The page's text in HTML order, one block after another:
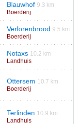
Blauwhof 9.3 km
Boerderij
Verlorenbrood 9.5 km
Boerderij
Notaxs 10.2 km
Landhuis
Ottersem 10.7 km
Boerderij
Terlinden 10.9 km
Landhuis